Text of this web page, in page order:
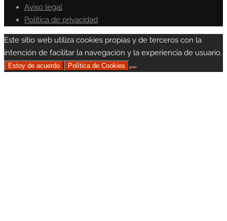
Aviso legal
Politica de privacidad
Este sitio web utiliza cookies propias y de terceros con la
intención de facilitar la navegación y la experiencia de usuario.
Estoy de acuerdo Política de Cookies